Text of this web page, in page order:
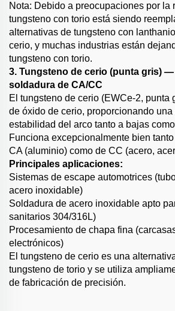
Nota: Debido a preocupaciones por la
tungsteno con torio está siendo
alternativas de tungsteno con
cerio, y muchas industrias están
tungsteno con torio.
3. Tungsteno de cerio (punta gris)
soldadura de CA/CC
El tungsteno de cerio (EWCe-2, punta
de óxido de cerio, proporcionando
estabilidad del arco tanto a bajas
Funciona excepcionalmente bien
CA (aluminio) como de CC (acero,
Principales aplicaciones:
Sistemas de escape automotrices
acero inoxidable)
Soldadura de acero inoxidable apto
sanitarios 304/316L)
Procesamiento de chapa fina
electrónicos)
El tungsteno de cerio es una
tungsteno de torio y se utiliza
de fabricación de precisión.